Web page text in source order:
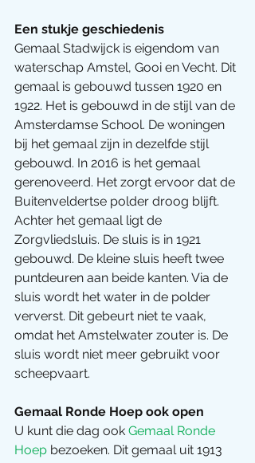
Een stukje geschiedenis
Gemaal Stadwijck is eigendom van
waterschap Amstel, Gooi en Vecht. Dit
gemaal is gebouwd tussen 1920 en
1922. Het is gebouwd in de stijl van de
Amsterdamse School. De woningen
bij het gemaal zijn in dezelfde stijl
gebouwd. In 2016 is het gemaal
gerenoveerd. Het zorgt ervoor dat de
Buitenveldertse polder droog blijft.
Achter het gemaal ligt de
Zorgvliedsluis. De sluis is in 1921
gebouwd. De kleine sluis heeft twee
puntdeuren aan beide kanten. Via de
sluis wordt het water in de polder
ververst. Dit gebeurt niet te vaak,
omdat het Amstelwater zouter is. De
sluis wordt niet meer gebruikt voor
scheepvaart.
Gemaal Ronde Hoep ook open
U kunt die dag ook Gemaal Ronde
Hoep bezoeken. Dit gemaal uit 1913